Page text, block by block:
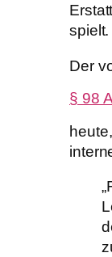
spielt.
Der
§ 98